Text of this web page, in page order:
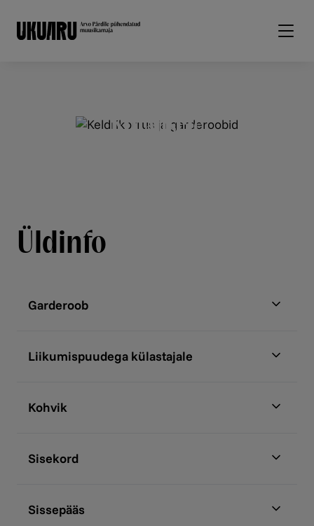
Külalisele
Üldinfo
Garderoob
Liikumispuudega külastajale
Kohvik
Sisekord
Sissepääs